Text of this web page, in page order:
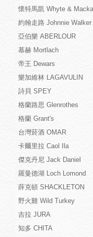
懷特馬凱 Whyte &
約翰走路 Johnnie Walker
亞伯樂 ABERLOUR
慕赫 Mortlach
帝王 Dewars
樂加維林 LAGAVULIN
詩貝 SPEY
格蘭路思 Glenrothes
格蘭 Grant's
台灣菸酒 OMAR
卡爾里拉 Caol Ila
傑克丹尼 Jack Daniel
羅曼德湖 Loch Lomond
薛克頓 SHACKLETON
野火雞 Wild Turkey
吉拉 JURA
知多 CHITA